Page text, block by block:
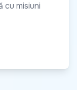
cu misiuni